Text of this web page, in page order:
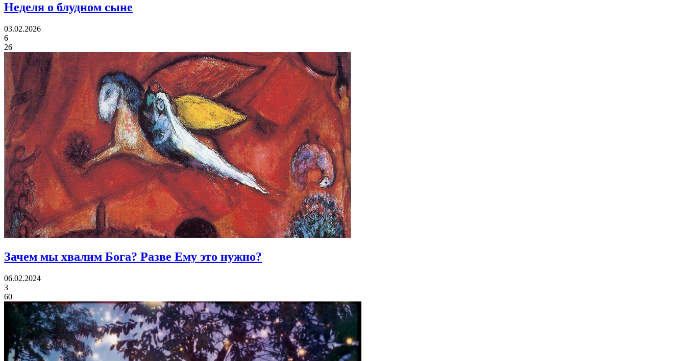
Неделя о блудном сыне
03.02.2026
6
26
Зачем мы хвалим Бога? Разве Ему это нужно?
06.02.2024
3
60